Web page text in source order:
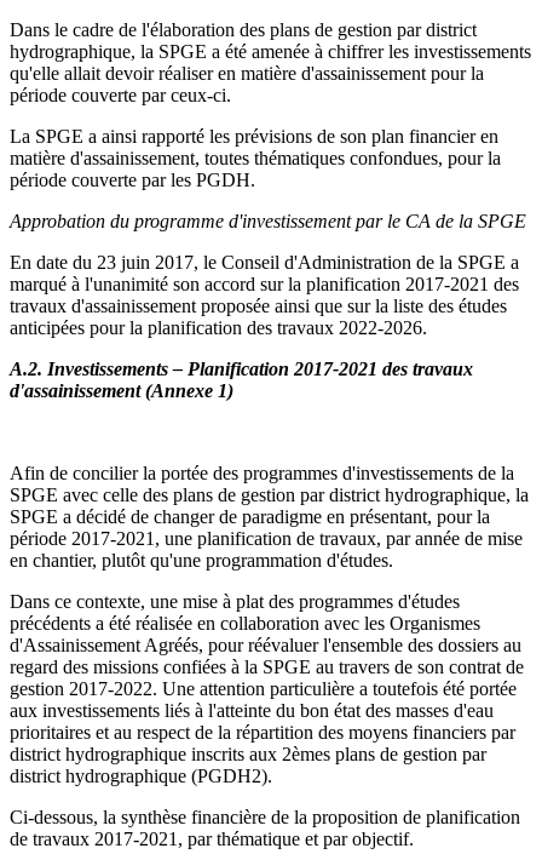
Dans le cadre de l'élaboration des plans de gestion par district
hydrographique, la SPGE a été amenée à chiffrer les investissements
qu'elle allait devoir réaliser en matière d'assainissement pour la
période couverte par ceux-ci.
La SPGE a ainsi rapporté les prévisions de son plan financier en
matière d'assainissement, toutes thématiques confondues, pour la
période couverte par les PGDH.
Approbation du programme d'investissement par le CA de la SPGE
En date du 23 juin 2017, le Conseil d'Administration de la SPGE a
marqué à l'unanimité son accord sur la planification 2017-2021 des
travaux d'assainissement proposée ainsi que sur la liste des études
anticipées pour la planification des travaux 2022-2026.
A.2. Investissements – Planification 2017-2021 des travaux
d'assainissement (Annexe 1)
Afin de concilier la portée des programmes d'investissements de la
SPGE avec celle des plans de gestion par district hydrographique, la
SPGE a décidé de changer de paradigme en présentant, pour la
période 2017-2021, une planification de travaux, par année de mise
en chantier, plutôt qu'une programmation d'études.
Dans ce contexte, une mise à plat des programmes d'études
précédents a été réalisée en collaboration avec les Organismes
d'Assainissement Agréés, pour réévaluer l'ensemble des dossiers au
regard des missions confiées à la SPGE au travers de son contrat de
gestion 2017-2022. Une attention particulière a toutefois été portée
aux investissements liés à l'atteinte du bon état des masses d'eau
prioritaires et au respect de la répartition des moyens financiers par
district hydrographique inscrits aux 2èmes plans de gestion par
district hydrographique (PGDH2).
Ci-dessous, la synthèse financière de la proposition de planification
de travaux 2017-2021, par thématique et par objectif.